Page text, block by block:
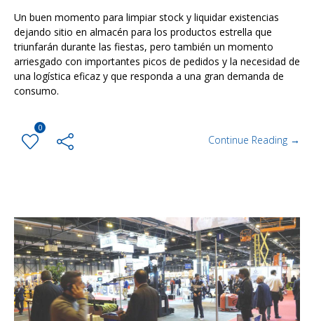
Un buen momento para limpiar stock y liquidar existencias
dejando sitio en almacén para los productos estrella que
triunfarán durante las fiestas, pero también un momento
arriesgado con importantes picos de pedidos y la necesidad de
una logística eficaz y que responda a una gran demanda de
consumo.
0
Continue Reading →